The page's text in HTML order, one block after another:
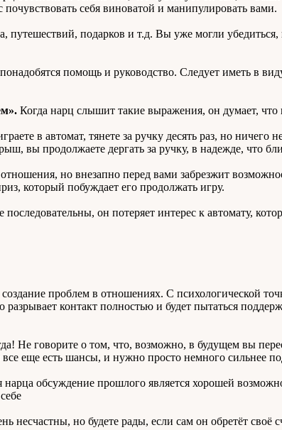
почувствовать себя виноватой и манипулировать вами.
подарков и т.д. Вы уже могли убедиться,
помощь и руководство. Следует иметь в
Когда нарц слышит такие выражения, он думает, что
в автомат, тянете за ручку десять раз, но
вы продолжаете дергать за ручку, в надежде, что
но внезапно перед вами забрезжит
который побуждает его продолжать игру.
последовательны, он потеряет интерес к автомату,
проблем в отношениях. С психологической
контакт полностью и будет пытаться
Не говорите о том, что, возможно, в будущем вы
еще есть шансы, и нужно просто немного сильнее
нарца обсуждение прошлого является хорошей
несчастны, но будете рады, если сам он обретёт своё